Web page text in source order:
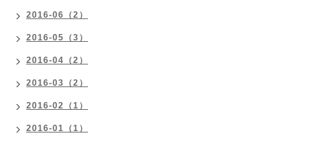
2016-06（2）
2016-05（3）
2016-04（2）
2016-03（2）
2016-02（1）
2016-01（1）